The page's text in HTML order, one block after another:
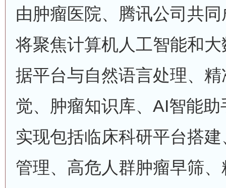
由肿瘤医院、腾讯公司共
将聚焦计算机人工智能和
据平台与自然语言处理、
觉、肿瘤知识库、AI智能助
实现包括临床科研平台搭
管理、高危人群肿瘤早筛